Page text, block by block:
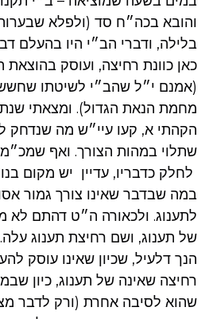
והובא בכה״ח סד (ולפלא
בלילה, ודברי הב״י היו בהעלם
כאן כוונת רחיצה, ועוסק
(אמנם י״ל שהב״י לשיטתו
מחמת הנאת הגדול). ומצאתי
הקהתי א, קעו עיי״ש מה שנדחק
שתלוי במהות הצורך. ואף
לחלק כדבריו, עדיין יש מקום
במה שבדבר שאינו צורך גמור
לתענוג. ולכאורה ה״ט דהתם לא
של תענוג, ושם רחיצת תענוג
הנך דלעיל, שכיון שאינו עוסק
רחיצה שאינה של תענוג, כיון
שהוא לסיבה אחרת (ורק לדבר